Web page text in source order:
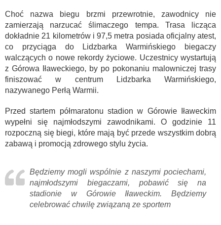
Choć nazwa biegu brzmi przewrotnie, zawodnicy nie
zamierzają narzucać ślimaczego tempa. Trasa licząca
dokładnie 21 kilometrów i 97,5 metra posiada oficjalny atest,
co przyciąga do Lidzbarka Warmińskiego biegaczy
walczących o nowe rekordy życiowe. Uczestnicy wystartują
z Górowa Iławeckiego, by po pokonaniu malowniczej trasy
finiszować w centrum Lidzbarka Warmińskiego,
nazywanego Perłą Warmii.
Przed startem półmaratonu stadion w Górowie Iławeckim
wypełni się najmłodszymi zawodnikami. O godzinie 11
rozpoczną się biegi, które mają być przede wszystkim dobrą
zabawą i promocją zdrowego stylu życia.
Będziemy mogli wspólnie z naszymi pociechami,
najmłodszymi biegaczami, pobawić się na
stadionie w Górowie Iławeckim. Będziemy
celebrować chwilę związaną ze sportem